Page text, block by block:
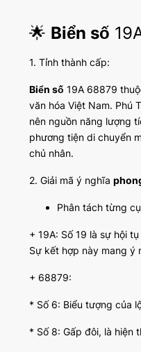
🌟 Biển số
1. Tỉnh thành cấp:
Biển số 19A 68879
văn hóa Việt Nam. Phú
nên nguồn năng lượng
phương tiện di chuyển
chủ nhân.
2. Giải mã ý nghĩa
Phân tách từng
+ 19A: Số 19 là sự hội
Sự kết hợp này mang ý
+ 68879:
* Số 6: Biểu tượng của
* Số 8: Gấp đôi, là hiện